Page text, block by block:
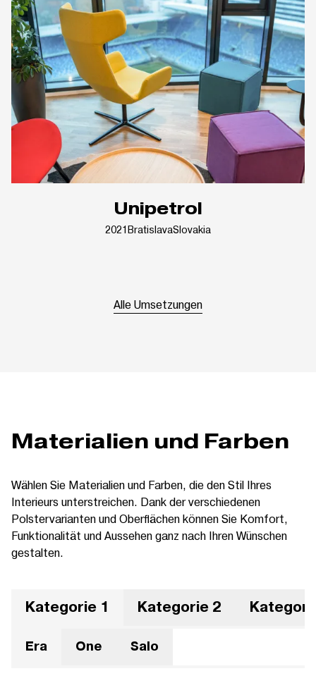
Unipetrol
2021BratislavaSlovakia
Alle Umsetzungen
Materialien und Farben
Wählen Sie Materialien und Farben, die den Stil Ihres
Interieurs unterstreichen. Dank der verschiedenen
Polstervarianten und Oberflächen können Sie Komfort,
Funktionalität und Aussehen ganz nach Ihren Wünschen
gestalten.
Kategorie 1 Kategorie 2
Era One Salo